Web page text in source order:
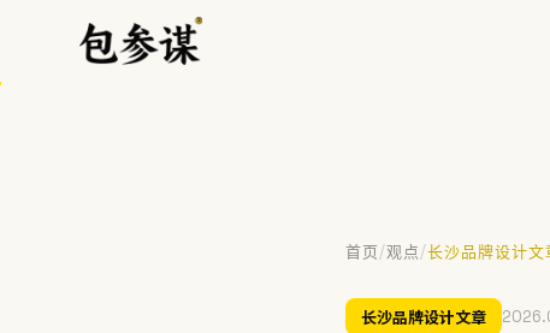
包装设计 餐饮
首页/观点/长沙品牌设计文
长沙品牌设计文章